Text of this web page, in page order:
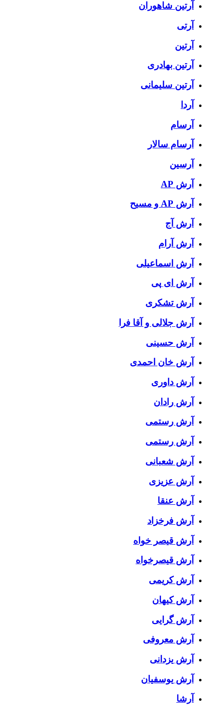
آرتين شاهوران
آرتی
آرتین
آرتین بهادری
آرتین سلیمانی
آردا
آرسام
آرسام سالار
آرسین
آرش AP
آرش AP و مسیح
آرش آج
آرش آرام
آرش اسماعیلی
آرش ای پی
آرش تشکری
آرش جلالی و آقا فرا
آرش حسینی
آرش خان احمدی
آرش داوری
آرش رادان
آرش رستمى
آرش رستمی
آرش شعبانی
آرش عزیزی
آرش عنقا
آرش فرخزاد
آرش قیصر خواه
آرش قیصرخواه
آرش کریمی
آرش کیهان
آرش گرایی
آرش معروفی
آرش یزدانی
آرش یوسفیان
آرشا